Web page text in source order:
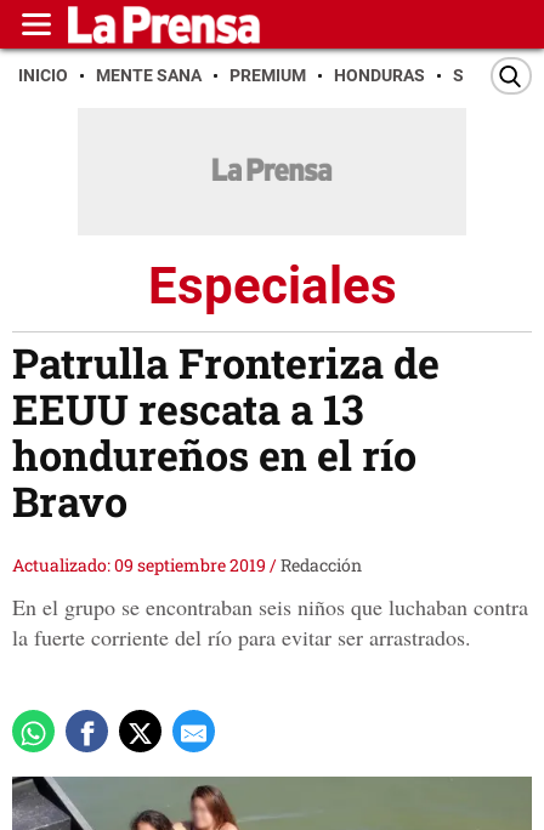
INICIO MENTE SANA PREMIUM HONDURAS SAN PEDRO
Especiales
Patrulla Fronteriza de
EEUU rescata a 13
hondureños en el río
Bravo
Actualizado: 09 septiembre 2019 /Redacción
En el grupo se encontraban seis niños que luchaban contra
la fuerte corriente del río para evitar ser arrastrados.